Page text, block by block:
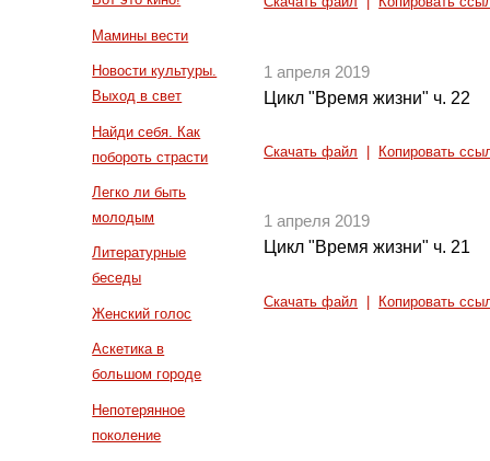
Мамины вести
Новости культуры.
Выход в свет
Найди себя. Как
побороть страсти
Легко ли быть
молодым
Литературные
беседы
Женский голос
Аскетика в
большом городе
Непотерянное
поколение
1 апреля 2019
Цикл "Время жизни" ч. 22
Скачать файл Копировать
1 апреля 2019
Цикл "Время жизни" ч. 21
Скачать файл Копировать